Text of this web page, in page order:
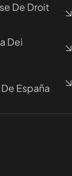
De Droit
Dei
España